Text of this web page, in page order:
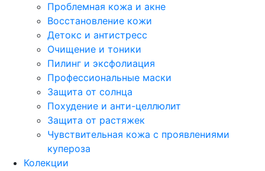
Проблемная кожа и акне
Восстановление кожи
Детокс и антистресс
Очищение и тоники
Пилинг и эксфолиация
Профессиональные маски
Защита от солнца
Похудение и анти-целлюлит
Защита от растяжек
Чувствительная кожа с проявлениями
купероза
Колекции